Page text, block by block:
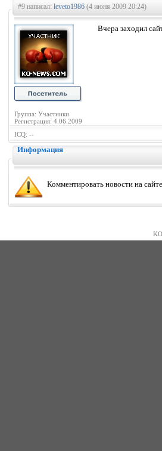
#9 написал: leveto1986 (4 июня 2009 20:24)
Группа: Участники
Регистрация: 4.06.2009
Вчера заходил
ICQ: --
Информация
Комментировать новости на